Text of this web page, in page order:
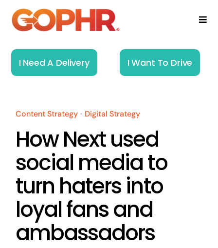
Skip
How It Works
About
Resources
I Need A Delivery I Want To Drive
Content Strategy• Digital Strategy
How Next used
social media to
turn haters into
loyal fans and
ambassadors